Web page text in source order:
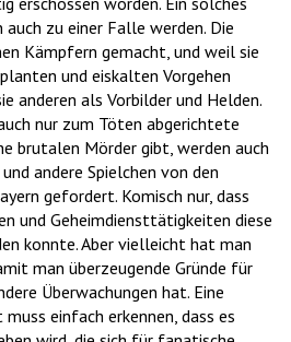
zu einer Falle werden. Die
Kämpfern gemacht, und weil sie
und eiskalten Vorgehen
anderen als Vorbilder und Helden.
nur zum Töten abgerichtete
brutalen Mörder gibt, werden auch
andere Spielchen von den
gefordert. Komisch nur, dass
und Geheimdiensttätigkeiten diese
konnte. Aber vielleicht hat man
man überzeugende Gründe für
Überwachungen hat. Eine
einfach erkennen, dass es